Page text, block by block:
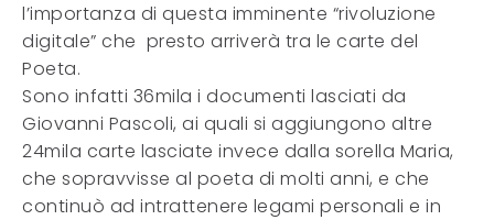
l’importanza di questa imminente “rivoluzione
digitale” che presto arriverà tra le carte del
Poeta.
Sono infatti 36mila i documenti lasciati da
Giovanni Pascoli, ai quali si aggiungono altre
24mila carte lasciate invece dalla sorella Maria,
che sopravvisse al poeta di molti anni, e che
continuò ad intrattenere legami personali e in